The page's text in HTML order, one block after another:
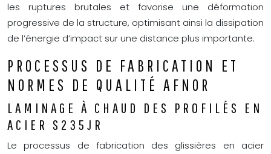
les ruptures brutales et favorise une déformation
progressive de la structure, optimisant ainsi la dissipation
de l’énergie d’impact sur une distance plus importante.
PROCESSUS DE FABRICATION ET
NORMES DE QUALITÉ AFNOR
LAMINAGE À CHAUD DES PROFILÉS EN
ACIER S235JR
Le processus de fabrication des glissières en acier